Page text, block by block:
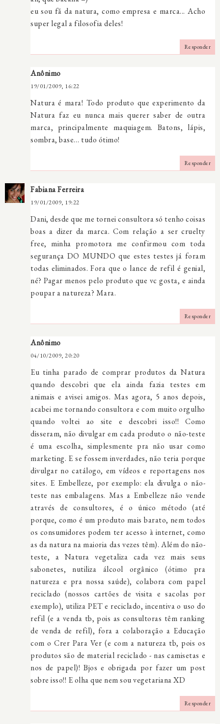
eu sou fã da natura, como empresa e marca... Acho
super legal a filosofia deles!
Responder
Anônimo
19/01/2009, 16:22
Natura é mara! Todo produto que experimento da
Natura faz eu nunca mais querer saber de outra
marca, principalmente maquiagem. Batons, lápis,
sombra, base… tudo ótimo!
Responder
Fabiana Ferreira
19/01/2009, 19:22
Dani, desde que me tornei consultora só tenho coisas
boas a dizer da marca. Com relação a ser cruelty
free, minha promotora me confirmou com toda
segurança DO MUNDO que estes testes já foram
todas eliminados. Fora que o lance de refil é genial,
né? Pagar menos pelo produto que vc gosta, e ainda
poupar a natureza? Mara.
Responder
Anônimo
04/10/2009, 20:20
Eu tinha parado de comprar produtos da Natura
quando descobri que ela ainda fazia testes em
animais e avisei amigos. Mas agora, 5 anos depois,
acabei me tornando consultora e com muito orgulho
quando voltei ao site e descobri isso!! Como
disseram, não divulgar em cada produto o não-teste
é uma escolha, simplesmente pra não usar como
marketing. E se fossem inverdades, não teria porque
divulgar no catálogo, em vídeos e reportagens nos
sites. E Embelleze, por exemplo: ela divulga o não-
teste nas embalagens. Mas a Embelleze não vende
através de consultores, é o único método (até
porque, como é um produto mais barato, nem todos
os consumidores podem ter acesso à internet, como
as da natura na maioria das vezes têm). Além do não-
teste, a Natura vegetaliza cada vez mais seus
sabonetes, nutiliza álcool orgânico (ótimo pra
natureza e pra nossa saúde), colabora com papel
reciclado (nossos cartões de visita e sacolas por
exemplo), utiliza PET e reciclado, incentiva o uso do
refil (e a venda tb, pois as consultoras têm ranking
de venda de refil), fora a colaboração a Educação
com o Crer Para Ver (e com a natureza tb, pois os
produtos são de material reciclado - nas camisetas e
nos de papel)! Bjos e obrigada por fazer um post
sobre isso!! E olha que nem sou vegetariana XD
Responder